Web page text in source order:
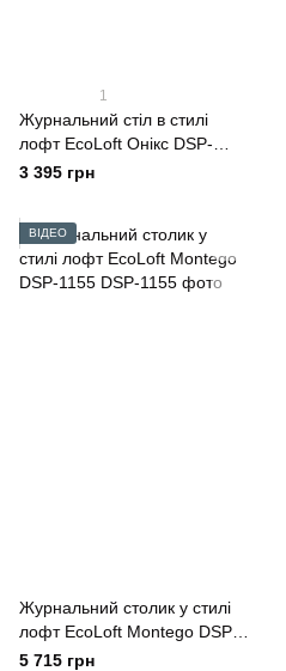
1
Журнальний стіл в стилі
лофт EcoLoft Онікс DSP-
1282
3 395 грн
ВІДЕО
Журнальний столик у стилі
лофт EcoLoft Montego DSP-
1155
5 715 грн